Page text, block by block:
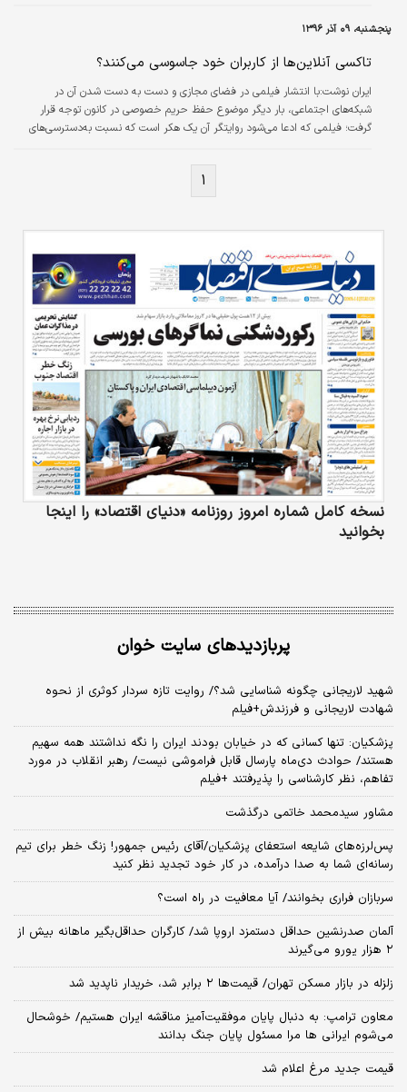
پنجشنبه، ۰۹ آذر ۱۳۹۶
تاکسی آنلاین‌ها از کاربران خود جاسوسی می‌کنند؟
ایران نوشت:با انتشار فیلمی در فضای مجازی و دست به دست شدن آن در
شبکه‌های اجتماعی، بار دیگر موضوع حفظ حریم خصوصی در کانون توجه قرار
گرفت؛ فیلمی که ادعا می‌شود روایتگر آن یک هکر است که نسبت به‌دسترسی‌های
۱
نسخه کامل شماره امروز روزنامه «دنیای‌ اقتصاد» را اینجا
بخوانید
پربازدیدهای سایت خوان
شهید لاریجانی چگونه شناسایی شد؟/ روایت تازه سردار کوثری از نحوه
شهادت لاریجانی و فرزندش+فیلم
پزشکیان: تنها کسانی که در خیابان بودند ایران را نگه نداشتند همه سهیم
هستند/ حوادث دی‌ماه پارسال قابل فراموشی نیست/ رهبر انقلاب در مورد
تفاهم، نظر کارشناسی را پذیرفتند +فیلم
مشاور سیدمحمد خاتمی درگذشت
پس‌لرزه‌های شایعه استعفای پزشکیان/آقای رئیس جمهور! زنگ خطر برای تیم
رسانه‌ای شما به صدا درآمده، در کار خود تجدید نظر کنید
سربازان فراری بخوانند/ آیا معافیت در راه است؟
آلمان صدرنشین حداقل دستمزد اروپا شد/ کارگران حداقل‌بگیر ماهانه بیش از
۲ هزار یورو می‌گیرند
زلزله در بازار مسکن تهران/ قیمت‌ها ۲ برابر شد، خریدار ناپدید شد
معاون ترامپ: به دنبال پایان موفقیت‌آمیز مناقشه ایران هستیم/ خوشحال
می‌شوم ایرانی ها مرا مسئول پایان جنگ بدانند
قیمت جدید مرغ اعلام شد